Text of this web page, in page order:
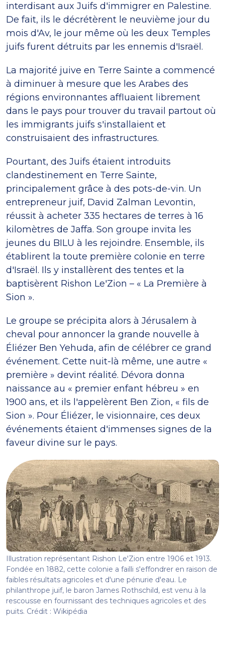
interdisant aux Juifs d'immigrer en Palestine.
De fait, ils le décrétèrent le neuvième jour du
mois d'Av, le jour même où les deux Temples
juifs furent détruits par les ennemis d'Israël.
La majorité juive en Terre Sainte a commencé
à diminuer à mesure que les Arabes des
régions environnantes affluaient librement
dans le pays pour trouver du travail partout où
les immigrants juifs s'installaient et
construisaient des infrastructures.
Pourtant, des Juifs étaient introduits
clandestinement en Terre Sainte,
principalement grâce à des pots-de-vin. Un
entrepreneur juif, David Zalman Levontin,
réussit à acheter 335 hectares de terres à 16
kilomètres de Jaffa. Son groupe invita les
jeunes du BILU à les rejoindre. Ensemble, ils
établirent la toute première colonie en terre
d'Israël. Ils y installèrent des tentes et la
baptisèrent Rishon Le'Zion – « La Première à
Sion ».
Le groupe se précipita alors à Jérusalem à
cheval pour annoncer la grande nouvelle à
Éliézer Ben Yehuda, afin de célébrer ce grand
événement. Cette nuit-là même, une autre «
première » devint réalité. Dévora donna
naissance au « premier enfant hébreu » en
1900 ans, et ils l'appelèrent Ben Zion, « fils de
Sion ». Pour Éliézer, le visionnaire, ces deux
événements étaient d'immenses signes de la
faveur divine sur le pays.
Illustration représentant Rishon Le'Zion entre 1906 et 1913.
Fondée en 1882, cette colonie a failli s'effondrer en raison de
faibles résultats agricoles et d'une pénurie d'eau. Le
philanthrope juif, le baron James Rothschild, est venu à la
rescousse en fournissant des techniques agricoles et des
puits. Crédit : Wikipédia